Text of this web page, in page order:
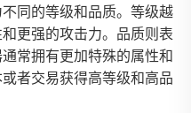
同的等级和品质。等级越
更强的攻击力。品质则表
常拥有更加特殊的属性和
者交易获得高等级和高品